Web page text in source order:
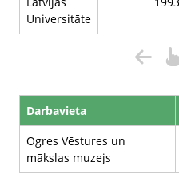
Universitāte
Darbavieta
Ogres Vēstures un
mākslas muzejs